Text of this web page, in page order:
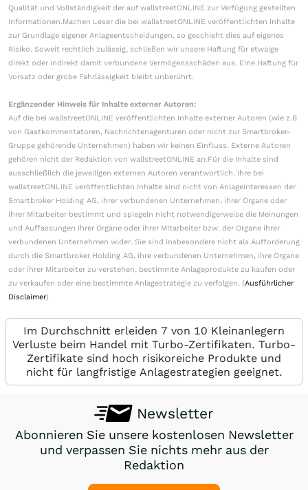
Qualität und Vollständigkeit der auf wallstreetONLINE zur Verfügung gestellten
Informationen.Machen Leser die bei wallstreetONLINE veröffentlichten Inhalte
zur Grundlage eigener Anlageentscheidungen, so geschieht dies auf eigenes
Risiko. Soweit rechtlich zulässig, schließen wir unsere Haftung für etwaige
direkt oder indirekt damit verbundene Vermögensschäden aus. Eine Haftung für
Vorsatz oder grobe Fahrlässigkeit bleibt unberührt.
Ergänzender Hinweis für Inhalte externer Autoren:
Auf die bei wallstreetONLINE veröffentlichten Inhalte externer Autoren (wie z.B.
von Gastkommentatoren, Nachrichtenagenturen oder nicht zur Smartbroker-
Gruppe gehörende Unternehmen) haben wir keinen Einfluss. Externe Autoren
gehören nicht der Redaktion von wallstreetONLINE an.Für die Inhalte sind
ausschließlich die jeweiligen externen Autoren verantwortlich. Ihre bei
wallstreetONLINE veröffentlichten Inhalte sind nicht von Anlageinteressen der
Smartbroker Holding AG, ihrer verbundenen Unternehmen, ihrer Organe oder
ihrer Mitarbeiter bestimmt und spiegeln nicht notwendigerweise die Meinungen
und Auffassungen ihrer Organe oder ihrer Mitarbeiter bzw. der Organe ihrer
verbundenen Unternehmen wider. Sie sind insbesondere nicht als Aufforderung
durch die Smartbroker Holding AG, ihre verbundenen Unternehmen, ihre Organe
oder ihrer Mitarbeiter zu verstehen, bestimmte Anlageprodukte zu kaufen oder
zu verkaufen oder eine bestimmte Anlagestrategie zu verfolgen. (Ausführlicher
Disclaimer)
Im Durchschnitt erleiden 7 von 10 Kleinanlegern
Verluste beim Handel mit Turbo-Zertifikaten. Turbo-
Zertifikate sind hoch risikoreiche Produkte und
nicht für langfristige Anlagestrategien geeignet.
Newsletter
Abonnieren Sie unsere kostenlosen Newsletter
und verpassen Sie nichts mehr aus der
Redaktion